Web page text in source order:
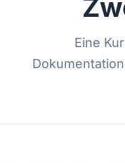
Eine